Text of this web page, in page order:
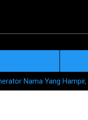
Terkini
Nama Yang Hampir,